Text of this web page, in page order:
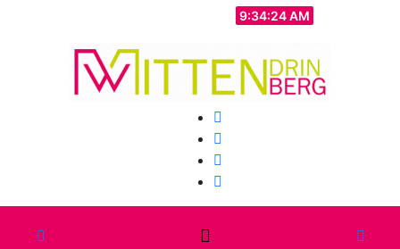
9:34:26 AM